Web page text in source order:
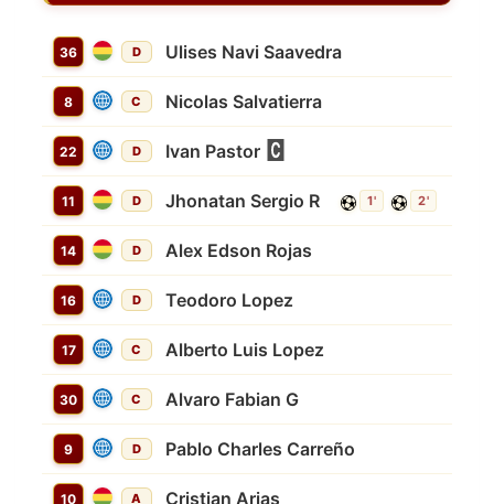
36 D Ulises Navi Saavedra
8 C Nicolas Salvatierra
22 D Ivan Pastor
11 D Jhonatan Sergio R 1' 2'
14 D Alex Edson Rojas
16 D Teodoro Lopez
17 C Alberto Luis Lopez
30 C Alvaro Fabian G
9 D Pablo Charles Carreño
10 A Cristian Arias